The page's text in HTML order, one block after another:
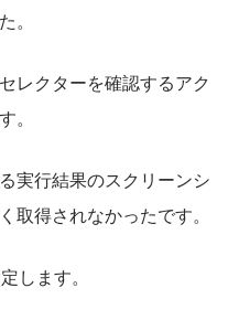
。
レクターを確認するアク
。
実行結果のスクリーンシ
取得されなかったです。
します。